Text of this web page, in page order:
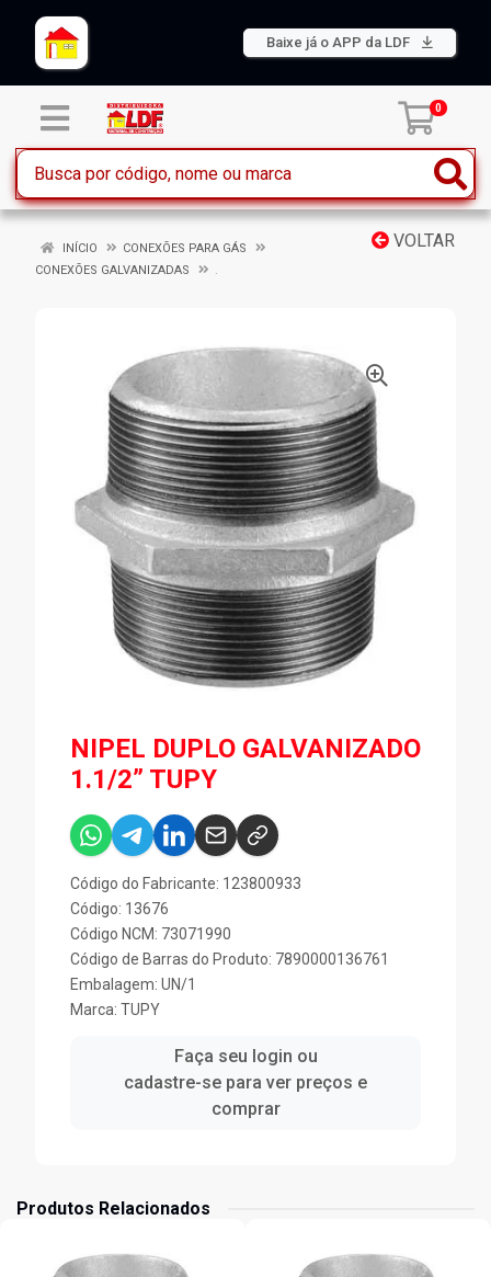
Baixe já o APP da LDF
0
VOLTAR
INÍCIO
CONEXÕES PARA GÁS
CONEXÕES GALVANIZADAS
.
NIPEL DUPLO GALVANIZADO
1.1/2” TUPY
Código do Fabricante: 123800933
Código: 13676
Código NCM: 73071990
Código de Barras do Produto: 7890000136761
Embalagem: UN/1
Marca: TUPY
Faça seu login ou
cadastre-se para ver preços e
comprar
Produtos Relacionados